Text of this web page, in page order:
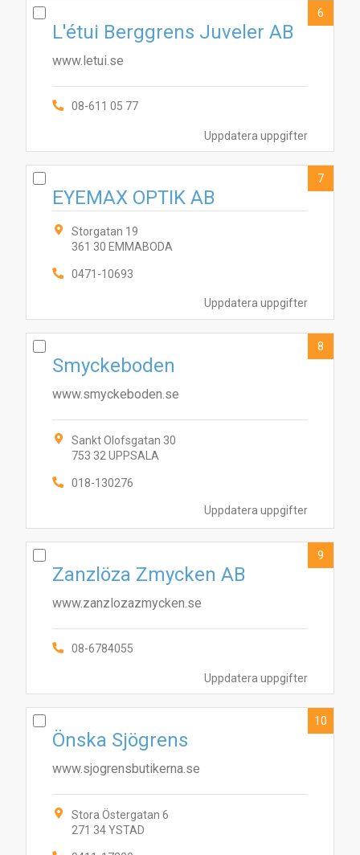
Uppdatera uppgifter
L'étui Berggrens Juveler AB
www.letui.se
08-611 05 77
6
Uppdatera uppgifter
EYEMAX OPTIK AB
Storgatan 19
361 30 EMMABODA
0471-10693
7
Uppdatera uppgifter
Smyckeboden
www.smyckeboden.se
Sankt Olofsgatan 30
753 32 UPPSALA
018-130276
8
Uppdatera uppgifter
Zanzlöza Zmycken AB
www.zanzlozazmycken.se
08-6784055
9
Önska Sjögrens
www.sjogrensbutikerna.se
Stora Östergatan 6
271 34 YSTAD
10